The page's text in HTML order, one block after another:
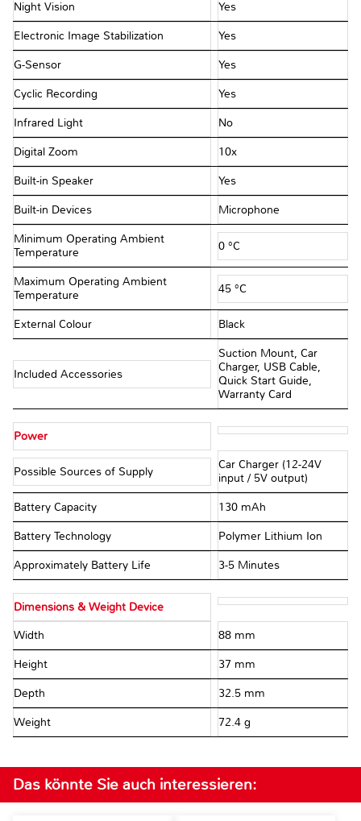
Night Vision Yes
Electronic Image Stabilization Yes
G-Sensor Yes
Cyclic Recording Yes
Infrared Light No
Digital Zoom 10x
Built-in Speaker Yes
Built-in Devices Microphone
Minimum Operating Ambient
Temperature
0 °C
Maximum Operating Ambient
Temperature
45 °C
External Colour Black
Included Accessories
Suction Mount, Car
Charger, USB Cable,
Quick Start Guide,
Warranty Card
Power
Possible Sources of Supply
Car Charger (12-24V
input / 5V output)
Battery Capacity 130 mAh
Battery Technology Polymer Lithium Ion
Approximately Battery Life 3-5 Minutes
Dimensions & Weight Device
Width 88 mm
Height 37 mm
Depth 32.5 mm
Weight 72.4 g
Das könnte Sie auch interessieren: